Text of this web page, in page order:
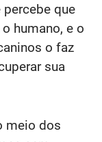
que
humano, e o
o faz
sua
meio dos